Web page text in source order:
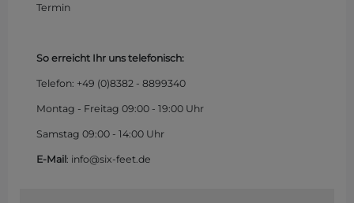
Termin
So erreicht Ihr uns telefonisch:
Telefon: +49 (0)8382 - 8899340
Montag - Freitag 09:00 - 19:00 Uhr
Samstag 09:00 - 14:00 Uhr
E-Mail : info@six-feet.de